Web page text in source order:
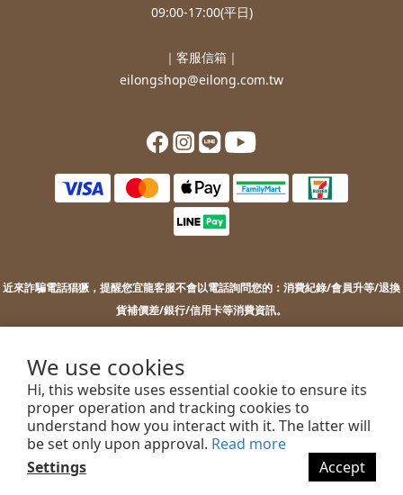
We use cookies
Hi, this website uses essential cookie to ensure its
proper operation and tracking cookies to
understand how you interact with it. The latter will
be set only upon approval. Read more
Settings
Accept
BUY NOW
09:00-17:00(平日)
｜客服信箱｜
eilongshop@eilong.com.tw
近來詐騙電話猖獗，提醒您宜龍客服不會以電話詢問您的： 消費紀錄/會員升等/退換
貨補價差/銀行/信用卡等消費資訊。
2022 EILONG ENTERPRISE CO.,LTD.